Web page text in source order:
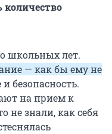
школьных лет.
— как бы ему не
безопасность.
на прием к
не знали, как себя